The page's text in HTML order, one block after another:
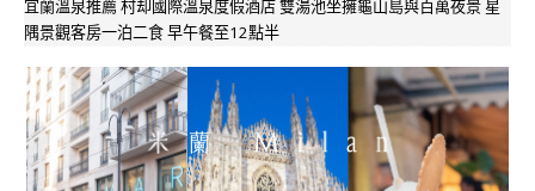
宜蘭溫泉推薦 村却國際溫泉度假酒店 雙湯池坐擁龜山島與百萬夜景 星
隅景觀客房一泊二食 早午餐至12點半